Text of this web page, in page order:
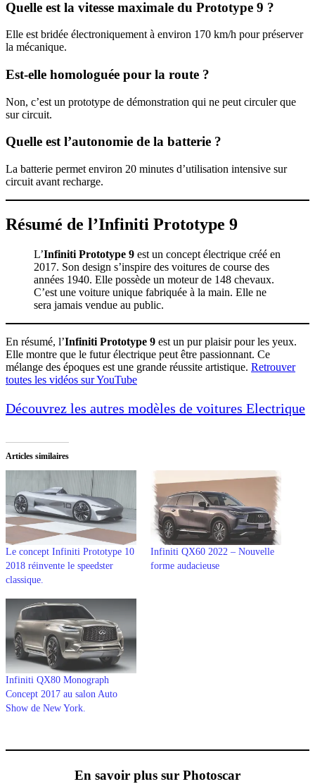
Quelle est la vitesse maximale du Prototype 9 ?
Elle est bridée électroniquement à environ 170 km/h pour préserver
la mécanique.
Est-elle homologuée pour la route ?
Non, c’est un prototype de démonstration qui ne peut circuler que
sur circuit.
Quelle est l’autonomie de la batterie ?
La batterie permet environ 20 minutes d’utilisation intensive sur
circuit avant recharge.
Résumé de l’Infiniti Prototype 9
L’Infiniti Prototype 9 est un concept électrique créé en
2017. Son design s’inspire des voitures de course des
années 1940. Elle possède un moteur de 148 chevaux.
C’est une voiture unique fabriquée à la main. Elle ne
sera jamais vendue au public.
En résumé, l’Infiniti Prototype 9 est un pur plaisir pour les yeux.
Elle montre que le futur électrique peut être passionnant. Ce
mélange des époques est une grande réussite artistique. Retrouver
toutes les vidéos sur YouTube
Découvrez les autres modèles de voitures Electrique
Articles similaires
Le concept Infiniti Prototype 10
2018 réinvente le speedster
classique.
Infiniti QX60 2022 – Nouvelle
forme audacieuse
Infiniti QX80 Monograph
Concept 2017 au salon Auto
Show de New York.
En savoir plus sur Photoscar